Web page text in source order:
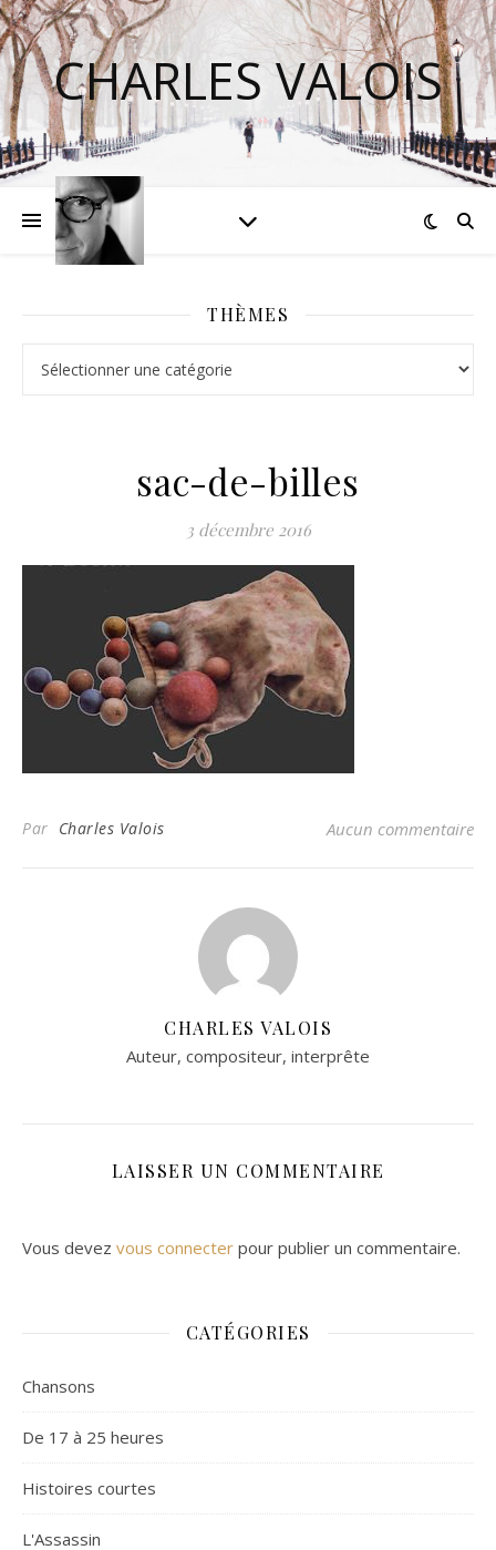
CHARLES VALOIS
THÈMES
sac-de-billes
3 décembre 2016
Par Charles Valois Aucun commentaire
CHARLES VALOIS
Auteur, compositeur, interprête
LAISSER UN COMMENTAIRE
Vous devez vous connecter pour publier un commentaire.
CATÉGORIES
Chansons
De 17 à 25 heures
Histoires courtes
L'Assassin